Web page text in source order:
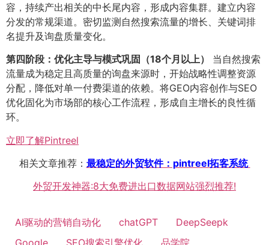
容，持续产出相关的中长尾内容，形成内容集群。建立内容
分发的常规渠道。密切监测自然搜索流量的增长、关键词排
名提升及询盘质量变化。
第四阶段：优化主导与模式巩固（18个月以上）​
当自然搜索
流量成为稳定且高质量的询盘来源时，开始战略性调整资源
分配，降低对单一付费渠道的依赖。将GEO内容创作与SEO
优化固化为市场部的核心工作流程，形成自主增长的良性循
环。
立即了解Pintreel
相关文章推荐： 最稳定的外贸软件：pintreel拓客系统
外贸开发神器:8大免费进出口数据网站强烈推荐!
AI驱动的营销自动化 chatGPT
DeepSeepk
Google
SEO搜索引擎优化 品学院